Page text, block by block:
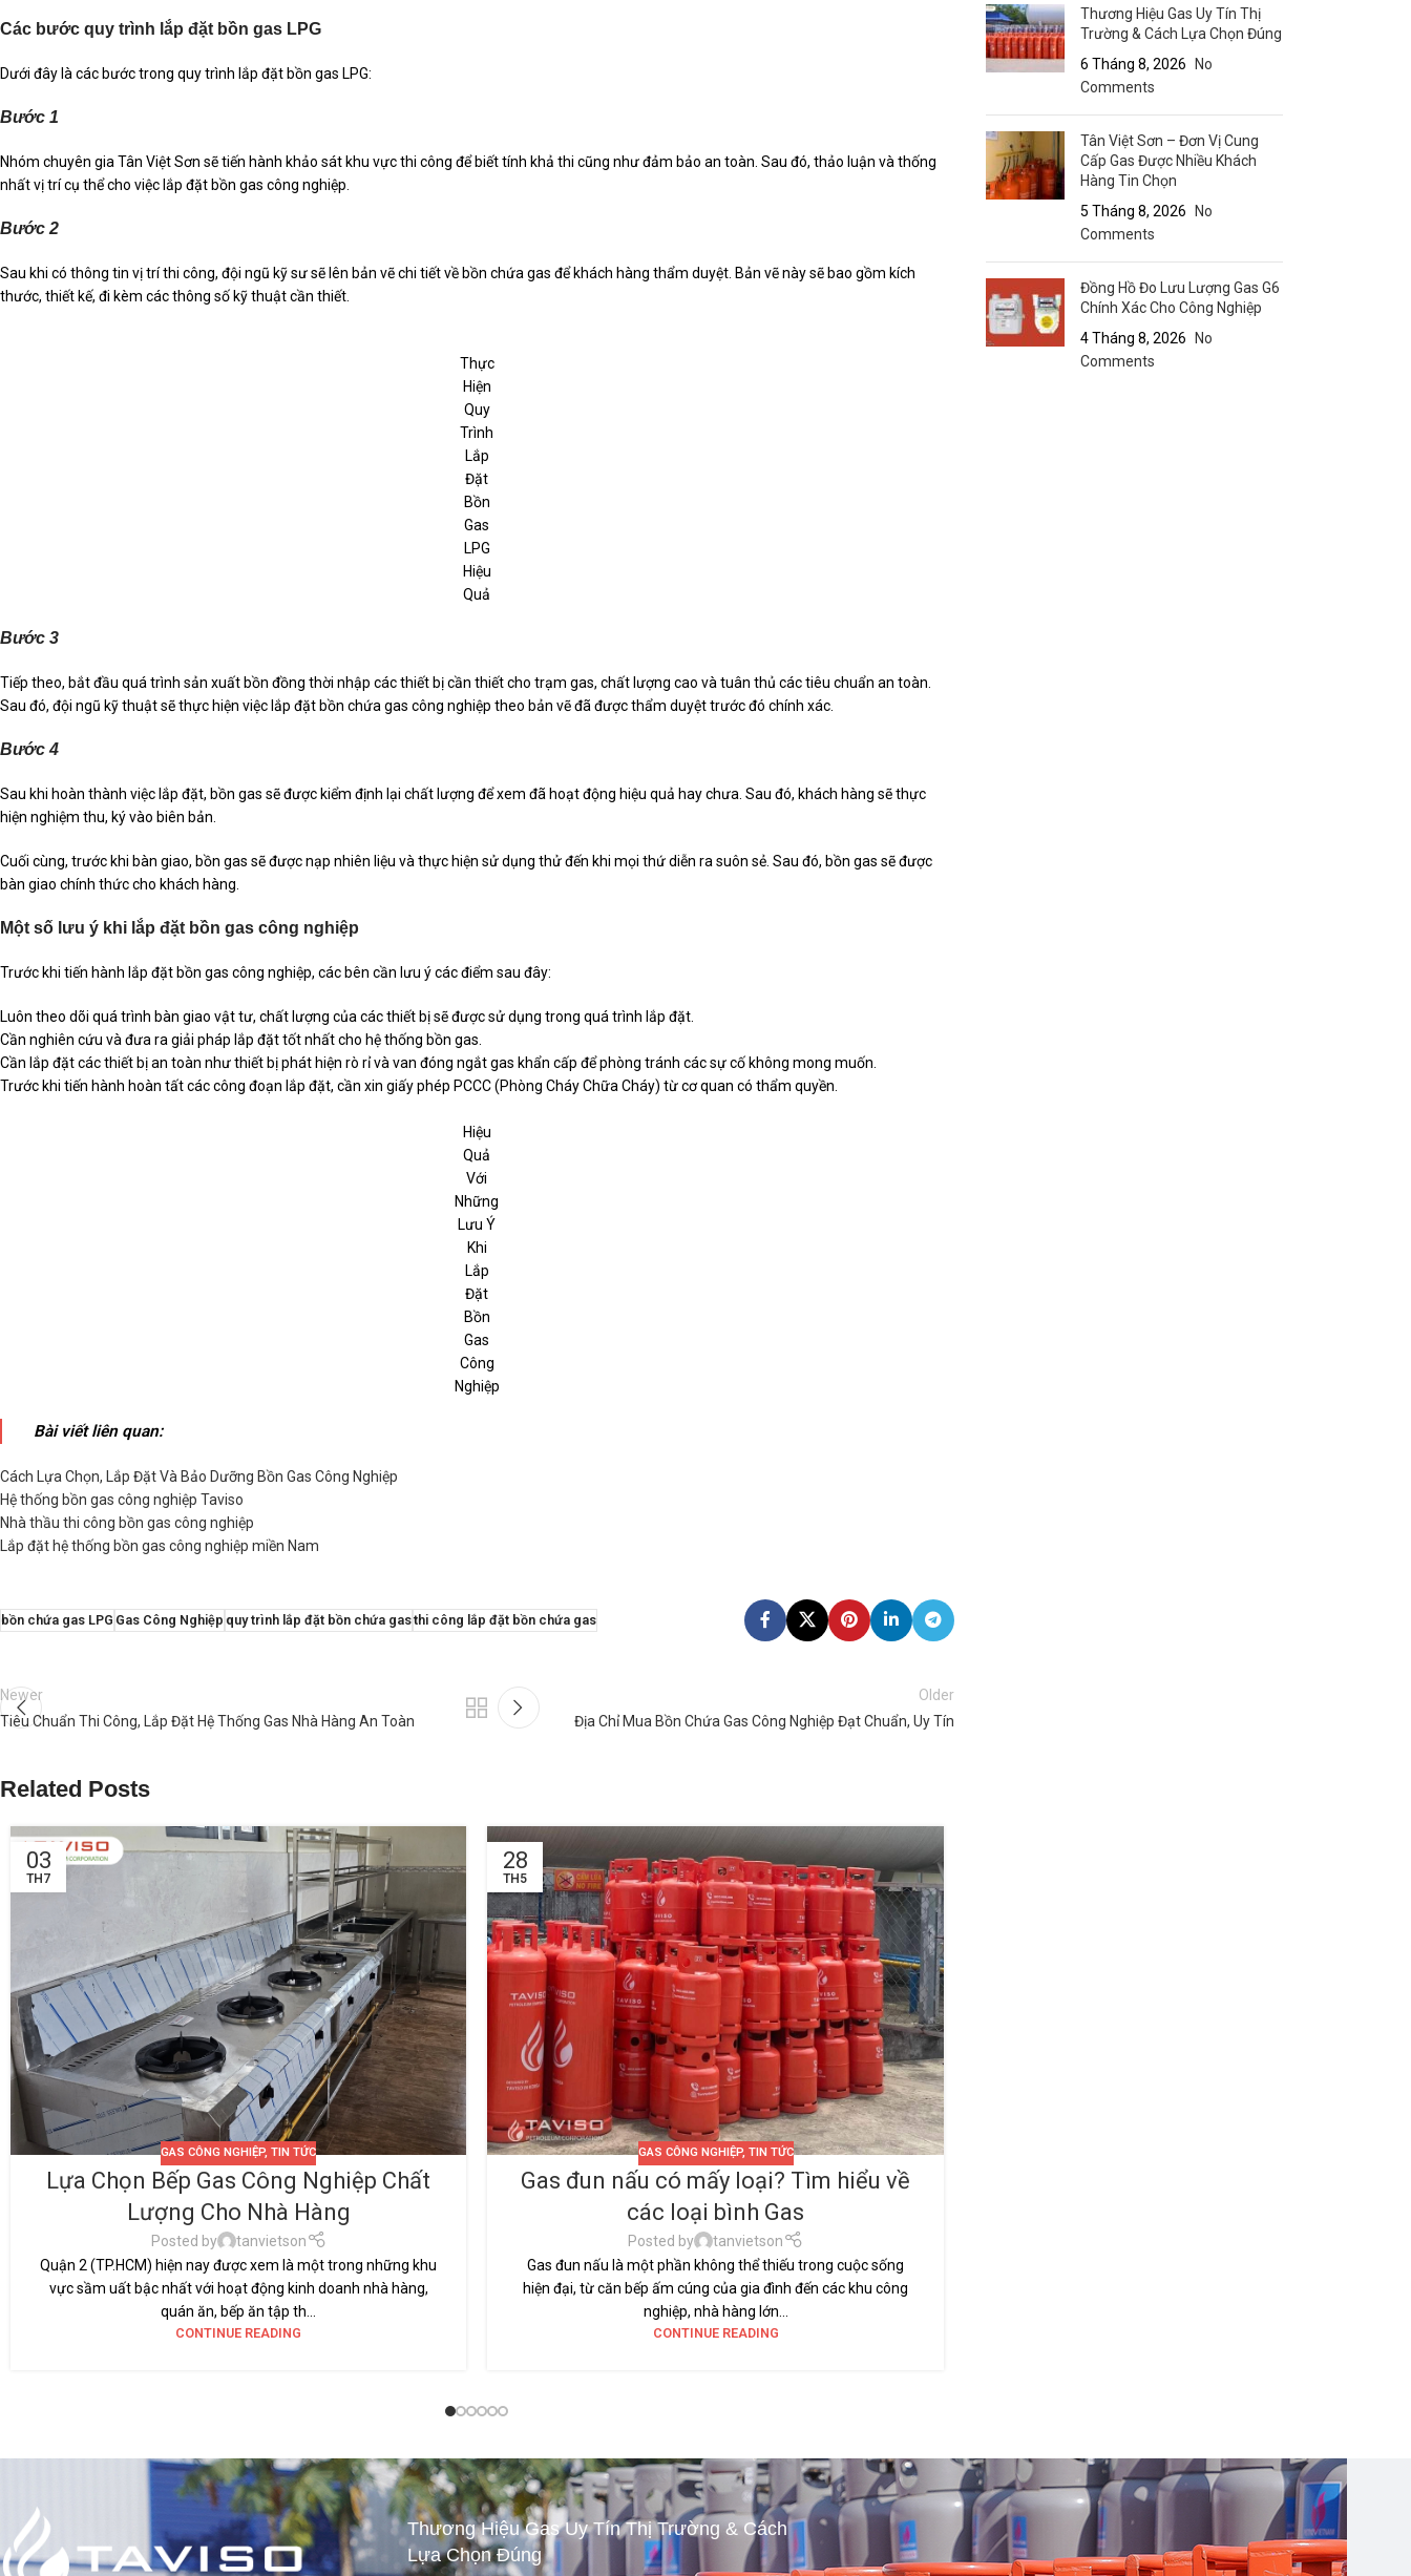
Các bước quy trình lắp đặt bồn gas LPG
Dưới đây là các bước trong quy trình lắp đặt bồn gas LPG:
Bước 1
Nhóm chuyên gia Tân Việt Sơn sẽ tiến hành khảo sát khu vực thi công để biết tính khả thi cũng như đảm bảo an toàn. Sau đó, thảo luận và thống
nhất vị trí cụ thể cho việc lắp đặt bồn gas công nghiệp.
Bước 2
Sau khi có thông tin vị trí thi công, đội ngũ kỹ sư sẽ lên bản vẽ chi tiết về bồn chứa gas để khách hàng thẩm duyệt. Bản vẽ này sẽ bao gồm kích
thước, thiết kế, đi kèm các thông số kỹ thuật cần thiết.
Thực
Hiện
Quy
Trình
Lắp
Đặt
Bồn
Gas
LPG
Hiệu
Quả
Bước 3
Tiếp theo, bắt đầu quá trình sản xuất bồn đồng thời nhập các thiết bị cần thiết cho trạm gas, chất lượng cao và tuân thủ các tiêu chuẩn an toàn.
Sau đó, đội ngũ kỹ thuật sẽ thực hiện việc lắp đặt bồn chứa gas công nghiệp theo bản vẽ đã được thẩm duyệt trước đó chính xác.
Bước 4
Sau khi hoàn thành việc lắp đặt, bồn gas sẽ được kiểm định lại chất lượng để xem đã hoạt động hiệu quả hay chưa. Sau đó, khách hàng sẽ thực
hiện nghiệm thu, ký vào biên bản.
Cuối cùng, trước khi bàn giao, bồn gas sẽ được nạp nhiên liệu và thực hiện sử dụng thử đến khi mọi thứ diễn ra suôn sẻ. Sau đó, bồn gas sẽ được
bàn giao chính thức cho khách hàng.
Một số lưu ý khi lắp đặt bồn gas công nghiệp
Trước khi tiến hành lắp đặt bồn gas công nghiệp, các bên cần lưu ý các điểm sau đây:
Luôn theo dõi quá trình bàn giao vật tư, chất lượng của các thiết bị sẽ được sử dụng trong quá trình lắp đặt.
Cần nghiên cứu và đưa ra giải pháp lắp đặt tốt nhất cho hệ thống bồn gas.
Cần lắp đặt các thiết bị an toàn như thiết bị phát hiện rò rỉ và van đóng ngắt gas khẩn cấp để phòng tránh các sự cố không mong muốn.
Trước khi tiến hành hoàn tất các công đoạn lắp đặt, cần xin giấy phép PCCC (Phòng Cháy Chữa Cháy) từ cơ quan có thẩm quyền.
Hiệu
Quả
Với
Những
Lưu Ý
Khi
Lắp
Đặt
Bồn
Gas
Công
Nghiệp
Bài viết liên quan:
Cách Lựa Chọn, Lắp Đặt Và Bảo Dưỡng Bồn Gas Công Nghiệp
Hệ thống bồn gas công nghiệp Taviso
Nhà thầu thi công bồn gas công nghiệp
Lắp đặt hệ thống bồn gas công nghiệp miền Nam
bồn chứa gas LPG Gas Công Nghiệp quy trình lắp đặt bồn chứa gasthi công lắp đặt bồn chứa gas
Newer
Tiêu Chuẩn Thi Công, Lắp Đặt Hệ Thống Gas Nhà Hàng An Toàn
Older
Địa Chỉ Mua Bồn Chứa Gas Công Nghiệp Đạt Chuẩn, Uy Tín
Related Posts
03
TH7
GAS CÔNG NGHIỆP,TIN TỨC
Lựa Chọn Bếp Gas Công Nghiệp Chất
Lượng Cho Nhà Hàng
Posted by
tanvietson
Quận 2 (TP.HCM) hiện nay được xem là một trong những khu
vực sầm uất bậc nhất với hoạt động kinh doanh nhà hàng,
quán ăn, bếp ăn tập th...
CONTINUE READING
28
TH5
GAS CÔNG NGHIỆP, TIN TỨC
Gas đun nấu có mấy loại? Tìm hiểu về
các loại bình Gas
Posted by
tanvietson
Gas đun nấu là một phần không thể thiếu trong cuộc sống
hiện đại, từ căn bếp ấm cúng của gia đình đến các khu công
nghiệp, nhà hàng lớn...
CONTINUE READING
Thương Hiệu Gas Uy Tín Thị
Trường & Cách Lựa Chọn Đúng
6 Tháng 8, 2026
No
Comments
Tân Việt Sơn – Đơn Vị Cung
Cấp Gas Được Nhiều Khách
Hàng Tin Chọn
5 Tháng 8, 2026
No
Comments
Đồng Hồ Đo Lưu Lượng Gas G6
Chính Xác Cho Công Nghiệp
4 Tháng 8, 2026
No
Comments
Thương Hiệu Gas Uy Tín Thị Trường & Cách
Lựa Chọn Đúng